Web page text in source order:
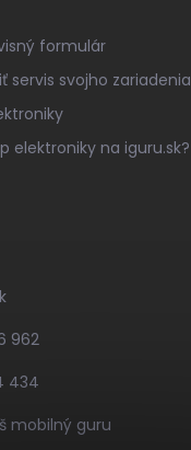
formulár
servis svojho zariadenia
elektroniky na iguru.sk?
962
434
mobilný guru